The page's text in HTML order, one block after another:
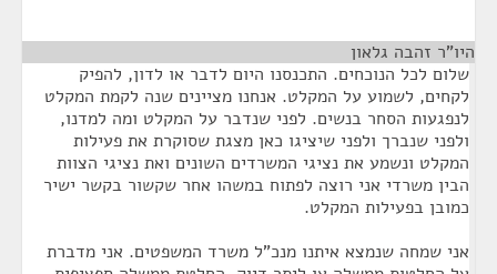
היו"ר זהבה גלאון
שלום לכל הנוכחים. התכנסנו היום לדבר או לדון, להפיק
לקחים, לשמוע על המקלט. אנחנו מציינים שנה לקמת המקלט
לנפגעות הסחר בנשים. לפני שנדבר על המקלט ומה למדנו,
ולפני שנברך ולפני שיציגו כאן מצגת שסוקרת את פעילות
המקלט ונשמע את נציגי המשרדים השונים ואת נציגי הצוות
הבין משרדי אני רוצה לפתוח במשהו אחר שקשור בקשר ישיר
כמובן בפעילות המקלט.
אני שמחה שנמצא איתנו מנכ"ל משרד המשפטים. אני מדברת